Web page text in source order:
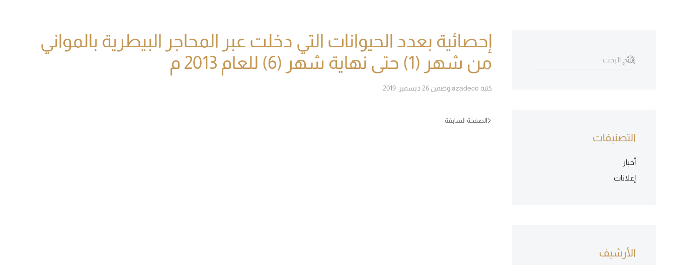
إحصائية بعدد الحيوانات التي دخلت عبر المحاجر البيطرية بالمواني
من شهر (1) حتى نهاية شهر (6) للعام 2013 م
كتبه azadecoوضمن 26 ديسمبر، 2019
الصفحة السابقة
التصنيفات
أخبار
إعلانات
الأرشيف